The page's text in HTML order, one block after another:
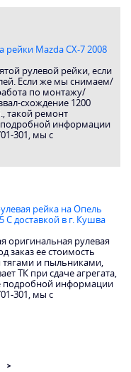
рейки Mazda CX-7 2008
рулевой рейки, если
Если же мы снимаем/
по монтажу/
схождение 1200
такой ремонт
подробной информации
301, мы с
рейка на Опель
С доставкой в г. Кушва
оригинальная рулевая
заказ ее стоимость
тягами и пыльниками,
ТК при сдаче агрегата,
подробной информации
301, мы с
>